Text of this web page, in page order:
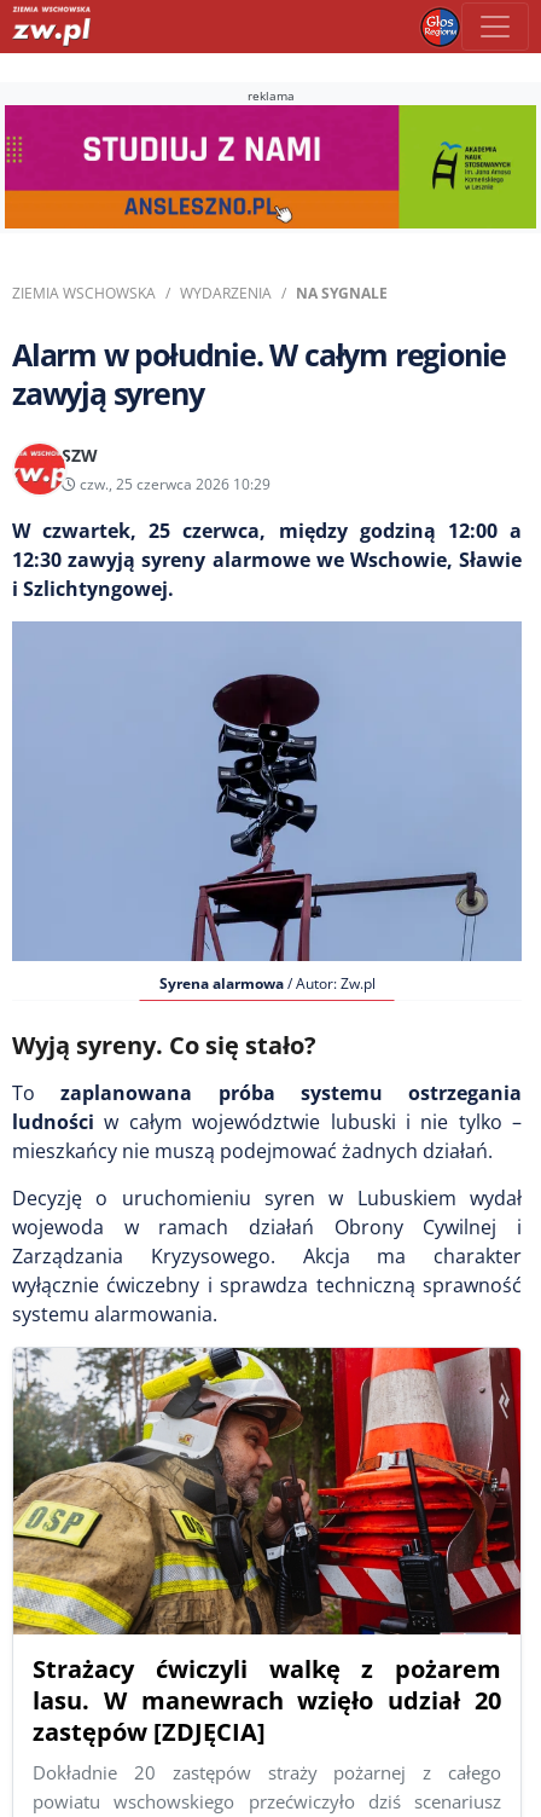
reklama
ZIEMIA WSCHOWSKA WYDARZENIA NA SYGNALE
Alarm w południe. W całym regionie
zawyją syreny
SZW
czw., 25 czerwca 2026 10:29
W czwartek, 25 czerwca, między godziną 12:00 a
12:30 zawyją syreny alarmowe we Wschowie, Sławie
i Szlichtyngowej.
Syrena alarmowa / Autor: Zw.pl
Wyją syreny. Co się stało?
Tozaplanowana próba systemu ostrzegania
ludności w całym województwie lubuski i nie tylko –
mieszkańcy nie muszą podejmować żadnych działań.
Decyzję o uruchomieniu syren w Lubuskiem wydał
wojewoda w ramach działań Obrony Cywilnej i
Zarządzania Kryzysowego. Akcja ma charakter
wyłącznie ćwiczebny i sprawdza techniczną sprawność
systemu alarmowania.
Strażacy ćwiczyli walkę z pożarem
lasu. W manewrach wzięło udział 20
zastępów [ZDJĘCIA]
Dokładnie 20 zastępów straży pożarnej z całego
powiatu wschowskiego przećwiczyło dziś scenariusz